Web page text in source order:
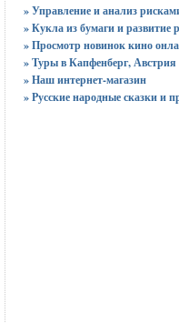
» Управление и анализ
» Кукла из бумаги и развитие
» Туры в Капфенберг, Австрия
» Наш интернет-магазин
» Русские народные сказки и